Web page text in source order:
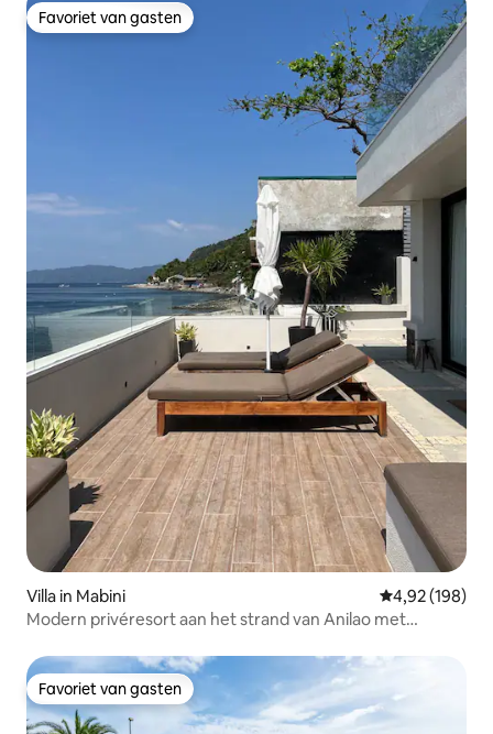
Favoriet van gasten
Favoriet van gasten
Villa in Mabini Gemiddelde
4,92 (198)
Modern privéresort aan het strand van Anilao met
Favoriet van gasten
Favoriet van gasten